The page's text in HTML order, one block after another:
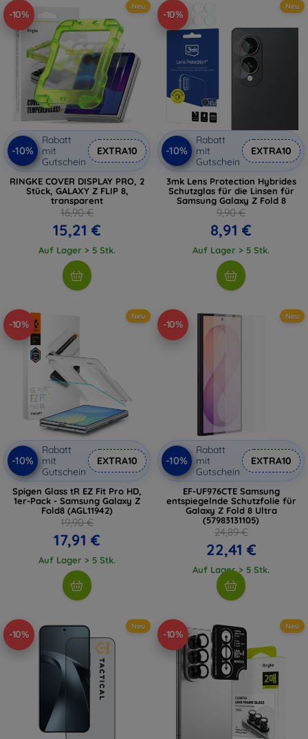
-10%
Neu
-10%
Rabatt
mit
Gutschein
EXTRA10
RINGKE COVER DISPLAY PRO, 2
Stück, GALAXY Z FLIP 8,
transparent
16,90 €
15,21 €
Auf Lager > 5 Stk.
-10%
Neu
-10%
Rabatt
mit
Gutschein
EXTRA10
3mk Lens Protection Hybrides
Schutzglas für die Linsen für
Samsung Galaxy Z Fold 8
9,90 €
8,91 €
Auf Lager > 5 Stk.
-10%
Neu
-10%
Rabatt
mit
Gutschein
EXTRA10
Spigen Glass tR EZ Fit Pro HD,
1er-Pack - Samsung Galaxy Z
Fold8 (AGL11942)
19,90 €
17,91 €
Auf Lager > 5 Stk.
-10%
Neu
-10%
Rabatt
mit
Gutschein
EXTRA10
EF-UF976CTE Samsung
entspiegelnde Schutzfolie für
Galaxy Z Fold 8 Ultra
(57983131105)
24,89 €
22,41 €
Auf Lager > 5 Stk.
-10%
Neu
-10%
Neu